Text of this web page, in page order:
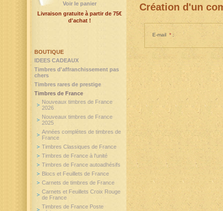
Création d'un
E-mail * :
BOUTIQUE
IDEES CADEAUX
Timbres d'affranchissement pas
chers
Timbres rares de prestige
Timbres de France
Nouveaux timbres de France
2026
Nouveaux timbres de France
2025
Années complètes de timbres de
France
Timbres Classiques de France
Timbres de France à l'unité
Timbres de France autoadhésifs
Blocs et Feuillets de France
Carnets de timbres de France
Carnets et Feuillets Croix Rouge
de France
Timbres de France Poste
Voir le panier
Livraison gratuite à partir de 75€
d'achat !